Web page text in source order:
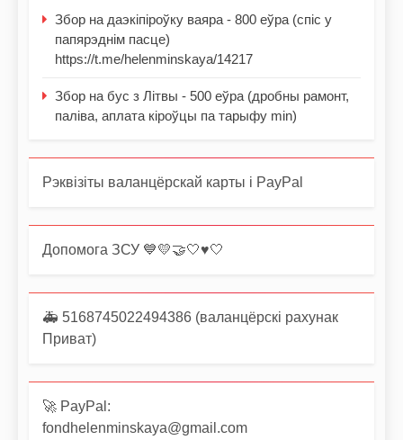
Збор на даэкіпіроўку ваяра - 800 еўра (спіс у
папярэднім пасце)
https://t.me/helenminskaya/14217
Збор на бус з Літвы - 500 еўра (дробны рамонт,
паліва, аплата кіроўцы па тарыфу min)
Рэквізіты валанцёрскай карты і PayPal
Допомога ЗСУ 💙💛🤝🤍♥️🤍
🚑 5168745022494386 (валанцёрскі рахунак
Приват)
🚀 PayPal:
fondhelenminskaya@gmail.com